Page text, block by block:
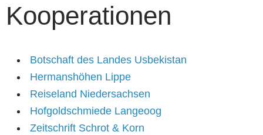
Kooperationen
Botschaft des Landes Usbekistan
Hermanshöhen Lippe
Reiseland Niedersachsen
Hofgoldschmiede Langeoog
Zeitschrift Schrot & Korn